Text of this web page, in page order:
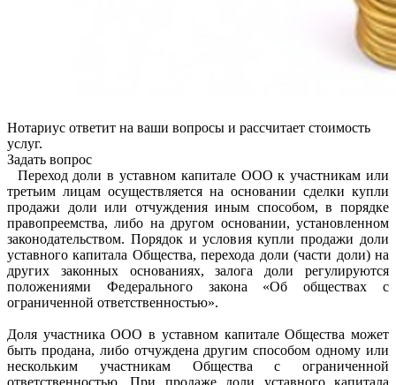
Нотариус ответит на ваши вопросы и рассчитает стоимость
услуг.
Задать вопрос
Переход доли в уставном капитале ООО к участникам или
третьим лицам осуществляется на основании сделки купли
продажи доли или отчуждения иным способом, в порядке
правопреемства, либо на другом основании, установленном
законодательством. Порядок и условия купли продажи доли
уставного капитала Общества, перехода доли (части доли) на
других законных основаниях, залога доли регулируются
положениями Федерального закона «Об обществах с
ограниченной ответственностью».
Доля участника ООО в уставном капитале Общества может
быть продана, либо отчуждена другим способом одному или
нескольким участникам Общества с ограниченной
ответственностью. При продаже доли уставного капитала